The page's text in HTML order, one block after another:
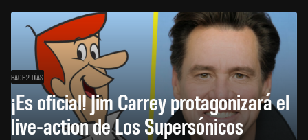
HACE 2 DÍAS
¡Es oficial! Jim Carrey protagonizará el
live-action de Los Supersónicos